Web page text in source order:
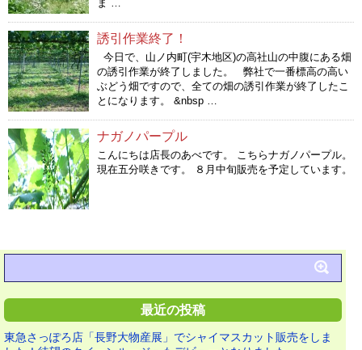
ま …
誘引作業終了！
今日で、山ノ内町(宇木地区)の高社山の中腹にある畑
の誘引作業が終了しました。 弊社で一番標高の高い
ぶどう畑ですので、全ての畑の誘引作業が終了したこ
とになります。 &nbsp …
ナガノパープル
こんにちは店長のあべです。 こちらナガノパープル。
現在五分咲きです。 ８月中旬販売を予定しています。
最近の投稿
東急さっぽろ店「長野大物産展」でシャイマスカット販売をしま